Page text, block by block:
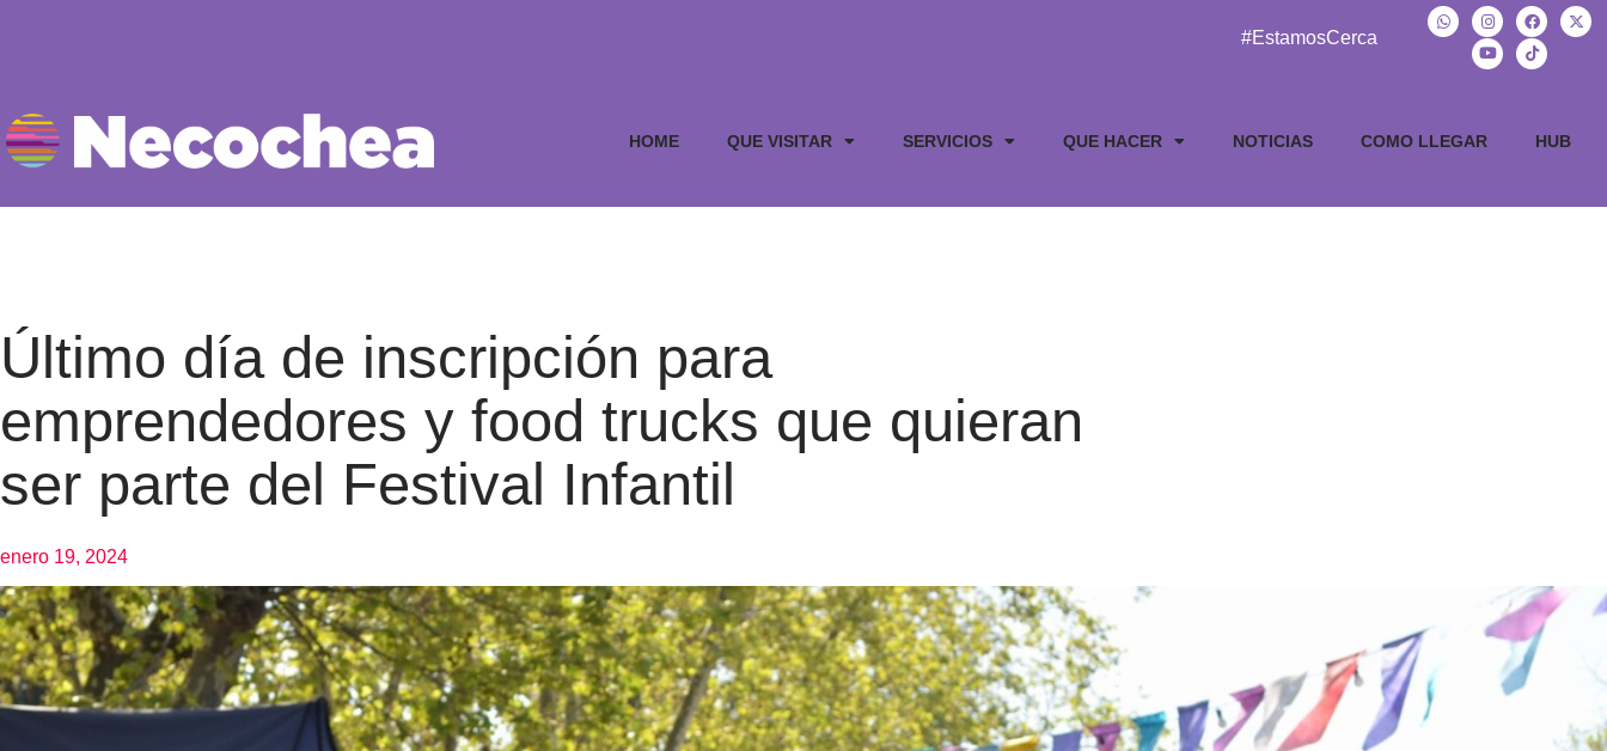
#EstamosCerca
HOME QUE VISITAR SERVICIOS QUE HACER NOTICIAS COMO LLEGAR HUB
Último día de inscripción para
emprendedores y food trucks que quieran
ser parte del Festival Infantil
enero 19, 2024